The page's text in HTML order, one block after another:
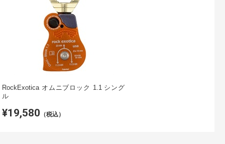
RockExotica オムニブロック 1.1 シング
ル
¥19,580 （税込）